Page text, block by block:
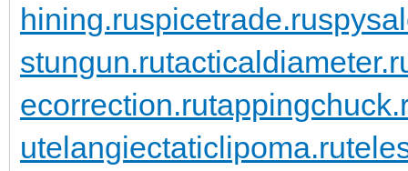
hining.ruspicetrade.ru
stungun.ru
ecorrection.ru
utelangiectaticlipoma.ru